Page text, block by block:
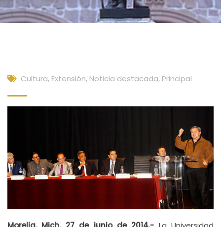
Cultura, Extensión, Noticia destacada, Principal